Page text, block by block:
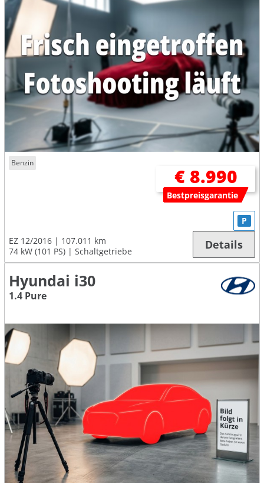
Benzin
€ 8.990
Bestpreisgarantie
EZ 12/2016
107.011 km
74 kW (101 PS)
Schaltgetriebe
P
Details
Hyundai i30
1.4 Pure